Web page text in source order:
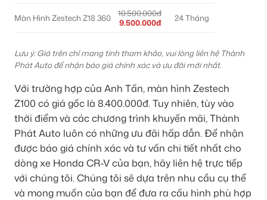
Màn Hình Zestech Z18 360
10.500.000đ
9.500.000đ
24 Tháng
Lưu ý: Giá trên chỉ mang tính tham khảo, vui lòng liên hệ Thành
Phát Auto để nhận báo giá chính xác và ưu đãi mới nhất.
Với trường hợp của Anh Tấn, màn hình Zestech
Z100 có giá gốc là 8.400.000đ. Tuy nhiên, tùy vào
thời điểm và các chương trình khuyến mãi, Thành
Phát Auto luôn có những ưu đãi hấp dẫn. Để nhận
được báo giá chính xác và tư vấn chi tiết nhất cho
dòng xe Honda CR-V của bạn, hãy liên hệ trực tiếp
với chúng tôi. Chúng tôi sẽ dựa trên nhu cầu cụ thể
và mong muốn của bạn để đưa ra cấu hình phù hợp